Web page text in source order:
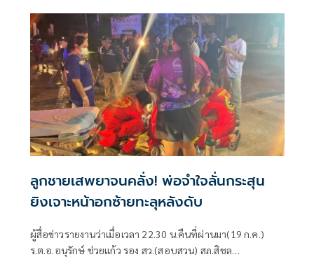
ลูกชายเสพยาจนคลั่ง! พ่อจำใจลั่นกระสุน
ยิงเจาะหน้าอกซ้ายทะลุหลังดับ
ผู้สื่อข่าวรายงานว่าเมื่อเวลา 22.30 น.คืนที่ผ่านมา(19 ก.ค.)
ร.ต.อ.อนุรักษ์ ช่วยแก้ว รอง สว.(สอบสวน) สภ.สิชล